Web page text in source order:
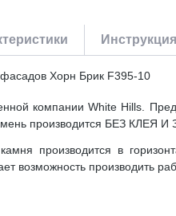
Хорн Брик F395-10
компании White Hills.
производится БЕЗ КЛЕЯ И
производится в
возможность производить